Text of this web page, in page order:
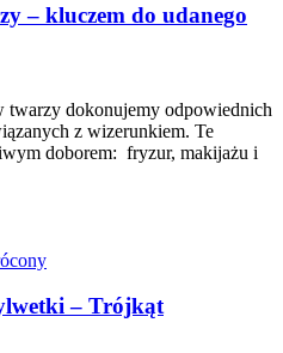
– kluczem do udanego
twarzy dokonujemy odpowiednich
z wizerunkiem. Te
doborem: fryzur, makijażu i
– Trójkąt